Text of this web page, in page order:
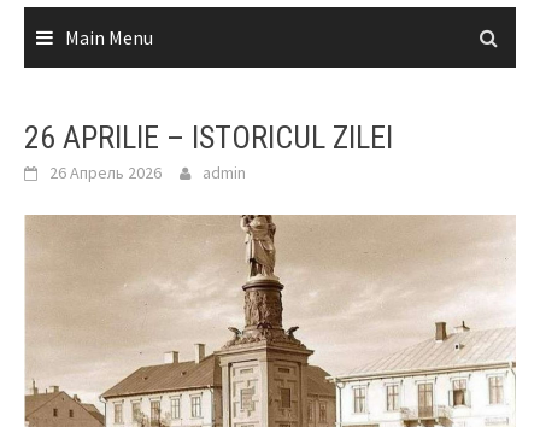
Main Menu
26 APRILIE – ISTORICUL ZILEI
26 Апрель 2026 admin